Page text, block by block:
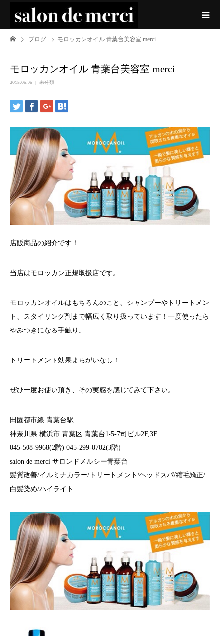
ブログ モロッカンオイル 青葉台美容室 merci
モロッカンオイル 青葉台美容室 merci
2015.05.05 未分類
店販商品の紹介です！
当店はモロッカン正規取扱店です。
モロッカンオイルはもちろんのこと、シャンプーやトリートメン
ト、スタイリング剤まで幅広く取り扱っています！一度使ったら
やみつきになる手触り。
トリートメント効果まちがいなし！
ぜひ一度お使い頂き、その実感を感じてみて下さい。
田園都市線 青葉台駅
神奈川県 横浜市 青葉区 青葉台1-5-7司ビル2F,3F
045-508-9968(2階) 045-299-0702(3階)
salon de merci サロンドメルシー青葉台
髪質改善/イルミナカラー/トリートメント/ヘッドスパ/縮毛矯正/
白髪染め/ハイライト